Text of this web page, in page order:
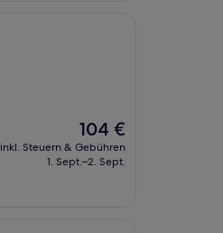
Der
Preis
beträgt
104 €
inkl. Steuern & Gebühren
1. Sept.–2. Sept.